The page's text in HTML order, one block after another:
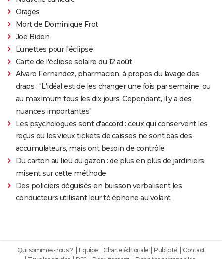
Orages
Mort de Dominique Frot
Joe Biden
Lunettes pour l'éclipse
Carte de l'éclipse solaire du 12 août
Alvaro Fernandez, pharmacien, à propos du lavage des
draps : "L'idéal est de les changer une fois par semaine, ou
au maximum tous les dix jours. Cependant, il y a des
nuances importantes"
Les psychologues sont d'accord : ceux qui conservent les
reçus ou les vieux tickets de caisses ne sont pas des
accumulateurs, mais ont besoin de contrôle
Du carton au lieu du gazon : de plus en plus de jardiniers
misent sur cette méthode
Des policiers déguisés en buisson verbalisent les
conducteurs utilisant leur téléphone au volant
Qui sommes-nous ? Equipe Charte éditoriale Publicité
Contact